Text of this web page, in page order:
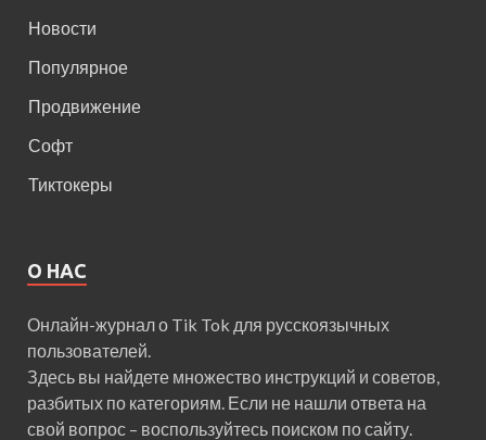
Новости
Популярное
Продвижение
Софт
Тиктокеры
О НАС
Онлайн-журнал о Tik Tok для русскоязычных
пользователей.
Здесь вы найдете множество инструкций и советов,
разбитых по категориям. Если не нашли ответа на
свой вопрос – воспользуйтесь поиском по сайту.